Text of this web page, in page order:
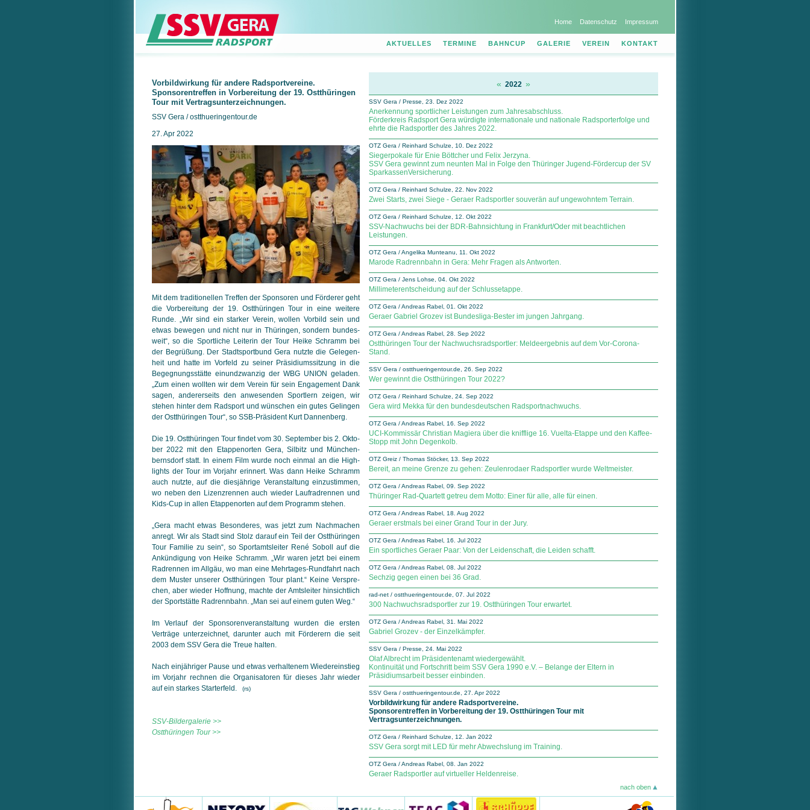
Home Datenschutz Impressum
AKTUELLES TERMINE BAHNCUP GALERIE VEREIN KONTAKT
Vorbildwirkung für andere Radsportvereine.
Sponsorentreffen in Vorbereitung der 19. Ostthüringen
Tour mit Vertragsunterzeichnungen.
SSV Gera / ostthueringentour.de
27. Apr 2022
Mit dem traditionellen Treffen der Sponsoren und Förderer geht
die Vorbereitung der 19. Ostthüringen Tour in eine weitere
Runde. „Wir sind ein starker Verein, wollen Vorbild sein und
etwas bewegen und nicht nur in Thüringen, sondern bundes­
weit“, so die Sportliche Leiterin der Tour Heike Schramm bei
der Begrüßung. Der Stadtsportbund Gera nutzte die Ge­le­gen­
heit und hatte im Vorfeld zu seiner Präsidiumssitzung in die
Begegnungsstätte einundzwanzig der WBG UNION ge­laden.
„Zum einen wollten wir dem Verein für sein En­ga­ge­ment Dank
sagen, andererseits den anwesenden Sportlern zeigen, wir
stehen hinter dem Radsport und wünschen ein gutes Gelingen
der Ostthüringen Tour“, so SSB-Präsident Kurt Dannenberg.
Die 19. Ostthüringen Tour findet vom 30. September bis 2. Ok­to­
ber 2022 mit den Etappenorten Gera, Silbitz und München­
berns­dorf statt. In einem Film wurde noch einmal an die High­
lights der Tour im Vorjahr erinnert. Was dann Heike Schramm
auch nutzte, auf die diesjährige Veranstaltung einzustimmen,
wo neben den Lizenzrennen auch wieder Lauf­rad­rennen und
Kids-Cup in allen Etappenorten auf dem Programm stehen.
„Gera macht etwas Besonderes, was jetzt zum Nachmachen
anregt. Wir als Stadt sind Stolz darauf ein Teil der Ostthüringen
Tour Familie zu sein“, so Sportamtsleiter René Soboll auf die
Ankündigung von Heike Schramm. „Wir waren jetzt bei einem
Radrennen im Allgäu, wo man eine Mehrtages-Rundfahrt nach
dem Muster unserer Ostthüringen Tour plant.“ Keine Ver­spre­
chen, aber wieder Hoffnung, machte der Amtsleiter hinsichtlich
der Sportstätte Radrennbahn. „Man sei auf einem guten Weg.“
Im Verlauf der Sponsorenveranstaltung wurden die ersten
Verträge unterzeichnet, darunter auch mit Förderern die seit
2003 dem SSV Gera die Treue halten.
Nach einjähriger Pause und etwas verhaltenem Wieder­einstieg
im Vorjahr rechnen die Organisatoren für dieses Jahr wieder
auf ein starkes Starterfeld.
(rs)
SSV-Bildergalerie >>
Ostthüringen Tour >>
« 2022 »
SSV Gera / Presse, 23. Dez 2022
Anerkennung sportlicher Leistungen zum Jahres­abschluss.
Förderkreis Radsport Gera würdigte internationale und nationale Radsporterfolge und
ehrte die Radsportler des Jahres 2022.
OTZ Gera / Reinhard Schulze, 10. Dez 2022
Siegerpokale für Enie Böttcher und Felix Jerzyna.
SSV Gera gewinnt zum neunten Mal in Folge den Thüringer Jugend-Fördercup der SV
Spar­kas­sen­Versicherung.
OTZ Gera / Reinhard Schulze, 22. Nov 2022
Zwei Starts, zwei Siege - Geraer Radsportler souverän auf ungewohntem Terrain.
OTZ Gera / Reinhard Schulze, 12. Okt 2022
SSV-Nachwuchs bei der BDR-Bahnsichtung in Frankfurt/Oder mit beachtlichen
Leistungen.
OTZ Gera / Angelika Munteanu, 11. Okt 2022
Marode Radrennbahn in Gera: Mehr Fragen als Antworten.
OTZ Gera / Jens Lohse, 04. Okt 2022
Millimeterentscheidung auf der Schlussetappe.
OTZ Gera / Andreas Rabel, 01. Okt 2022
Geraer Gabriel Grozev ist Bundesliga-Bester im jungen Jahrgang.
OTZ Gera / Andreas Rabel, 28. Sep 2022
Ostthüringen Tour der Nachwuchsradsportler: Meldeergebnis auf dem Vor-Corona-
Stand.
SSV Gera / ostthueringentour.de, 26. Sep 2022
Wer gewinnt die Ostthüringen Tour 2022?
OTZ Gera / Reinhard Schulze, 24. Sep 2022
Gera wird Mekka für den bundesdeutschen Radsportnachwuchs.
OTZ Gera / Andreas Rabel, 16. Sep 2022
UCI-Kommissär Christian Magiera über die knifflige 16. Vuelta-Etappe und den Kaffee-
Stopp mit John Degenkolb.
OTZ Greiz / Thomas Stöcker, 13. Sep 2022
Bereit, an meine Grenze zu gehen: Zeulenrodaer Radsportler wurde Weltmeister.
OTZ Gera / Andreas Rabel, 09. Sep 2022
Thüringer Rad-Quartett getreu dem Motto: Einer für alle, alle für einen.
OTZ Gera / Andreas Rabel, 18. Aug 2022
Geraer erstmals bei einer Grand Tour in der Jury.
OTZ Gera / Andreas Rabel, 16. Jul 2022
Ein sportliches Geraer Paar: Von der Leidenschaft, die Leiden schafft.
OTZ Gera / Andreas Rabel, 08. Jul 2022
Sechzig gegen einen bei 36 Grad.
rad-net / ostthueringentour.de, 07. Jul 2022
300 Nachwuchsradsportler zur 19. Ostthüringen Tour erwartet.
OTZ Gera / Andreas Rabel, 31. Mai 2022
Gabriel Grozev - der Einzelkämpfer.
SSV Gera / Presse, 24. Mai 2022
Olaf Albrecht im Präsidentenamt wiedergewählt.
Kontinuität und Fortschritt beim SSV Gera 1990 e.V. – Belange der Eltern in
Präsidiumsarbeit besser einbinden.
SSV Gera / ostthueringentour.de, 27. Apr 2022
Vorbildwirkung für andere Radsportvereine.
Sponsorentreffen in Vorbereitung der 19. Ostthüringen Tour mit
Vertragsunterzeichnungen.
OTZ Gera / Reinhard Schulze, 12. Jan 2022
SSV Gera sorgt mit LED für mehr Abwechslung im Training.
OTZ Gera / Andreas Rabel, 08. Jan 2022
Geraer Radsportler auf virtueller Heldenreise.
nach oben